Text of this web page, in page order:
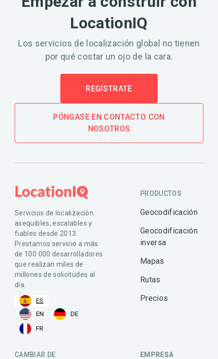
LocationIQ
Los servicios de localización global no tienen
por qué costar un ojo de la cara.
REGÍSTRATE
PÓNGASE EN CONTACTO CON
NOSOTROS
Servicios de localización
asequibles, escalables y
fiables desde 2013.
Prestamos servicio a más
de 100 000 desarrolladores
que realizan miles de
millones de solicitudes al
día.
ES
EN
DE
FR
PRODUCTOS
Geocodificación
Geocodificación
inversa
Mapas
Rutas
Precios
CAMBIAR DE EMPRESA